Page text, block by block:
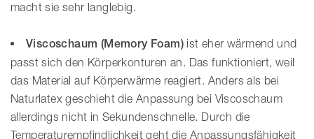
macht sie sehr langlebig.
Viscoschaum (Memory Foam) ist eher wärmend und
passt sich den Körperkonturen an. Das funktioniert, weil
das Material auf Körperwärme reagiert. Anders als bei
Naturlatex geschieht die Anpassung bei Viscoschaum
allerdings nicht in Sekundenschnelle. Durch die
Temperaturempfindlichkeit geht die Anpassungsfähigkeit